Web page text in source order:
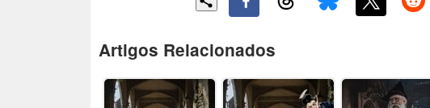
Artigos Relacionados